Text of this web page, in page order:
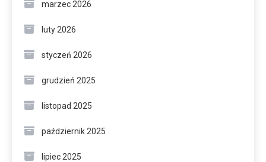
marzec 2026
luty 2026
styczeń 2026
grudzień 2025
listopad 2025
październik 2025
lipiec 2025